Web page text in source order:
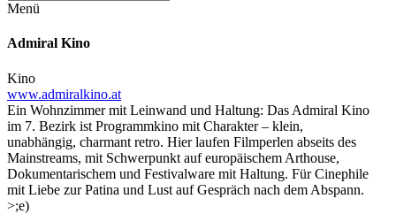
Menü
Admiral Kino
Kino
www.admiralkino.at
Ein Wohnzimmer mit Leinwand und Haltung: Das Admiral Kino
im 7. Bezirk ist Programmkino mit Charakter – klein,
unabhängig, charmant retro. Hier laufen Filmperlen abseits des
Mainstreams, mit Schwerpunkt auf europäischem Arthouse,
Dokumentarischem und Festivalware mit Haltung. Für Cinephile
mit Liebe zur Patina und Lust auf Gespräch nach dem Abspann.
>;e)